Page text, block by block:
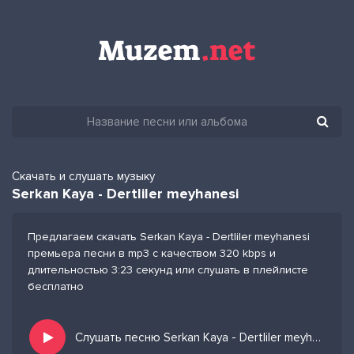
Скачать и слушать музыку
Serkan Kaya - Dertliler meyhanesi
Предлагаем скачать Serkan Kaya - Dertliler meyhanesi
премьера песни в mp3 с качеством 320 kbps и
длительностью 3:23 секунд или слушать в плейлисте
бесплатно
Слушать песню Serkan Kaya - Dertliler meyhanesi и добавить в избранных